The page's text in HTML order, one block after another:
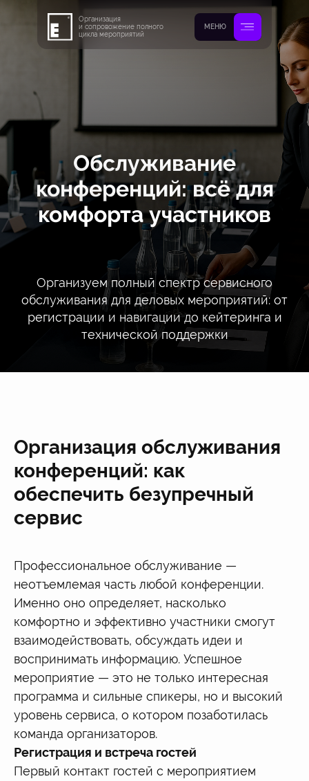
МЕНЮ
Организация
и сопровожение полного
цикла мероприятий
Обслуживание
конференций: всё для
комфорта участников
Организуем полный спектр сервисного
обслуживания для деловых мероприятий: от
регистрации и навигации до кейтеринга и
технической поддержки
Организация обслуживания
конференций: как
обеспечить безупречный
сервис
Профессиональное обслуживание —
неотъемлемая часть любой конференции.
Именно оно определяет, насколько
комфортно и эффективно участники смогут
взаимодействовать, обсуждать идеи и
воспринимать информацию. Успешное
мероприятие — это не только интересная
программа и сильные спикеры, но и высокий
уровень сервиса, о котором позаботилась
команда организаторов.
Регистрация и встреча гостей
Первый контакт гостей с мероприятием